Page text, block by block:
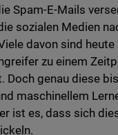
Spam-E-Mails
sozialen Medien
davon sind
zu einem
genau diese
maschinellem
ist es, dass sich